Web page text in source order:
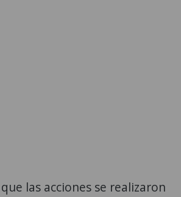
las acciones se realizaron